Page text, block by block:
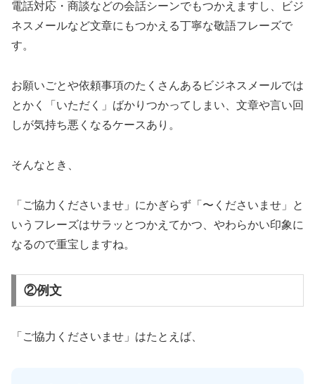
電話対応・商談などの会話シーンでもつかえますし、ビジ
ネスメールなど文章にもつかえる丁寧な敬語フレーズで
す。
お願いごとや依頼事項のたくさんあるビジネスメールでは
とかく「いただく」ばかりつかってしまい、文章や言い回
しが気持ち悪くなるケースあり。
そんなとき、
「ご協力くださいませ」にかぎらず「〜くださいませ」と
いうフレーズはサラッとつかえてかつ、やわらかい印象に
なるので重宝しますね。
②例文
「ご協力くださいませ」はたとえば、